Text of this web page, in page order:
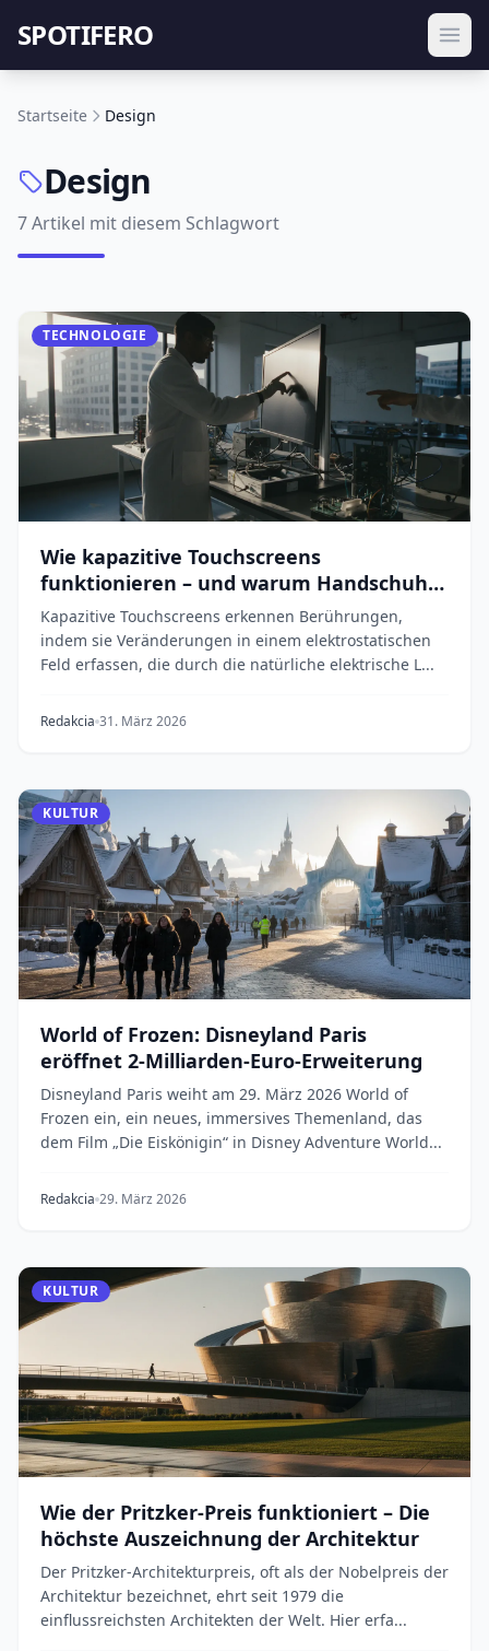
SPOTIFERO
Startseite Design
Design
7 Artikel mit diesem Schlagwort
TECHNOLOGIE
Wie kapazitive Touchscreens
funktionieren – und warum Handschuhe
scheitern
Kapazitive Touchscreens erkennen Berührungen,
indem sie Veränderungen in einem elektrostatischen
Feld erfassen, die durch die natürliche elektrische L...
Redakcia 31. März 2026
KULTUR
World of Frozen: Disneyland Paris
eröffnet 2-Milliarden-Euro-Erweiterung
Disneyland Paris weiht am 29. März 2026 World of
Frozen ein, ein neues, immersives Themenland, das
dem Film „Die Eiskönigin“ in Disney Adventure World...
Redakcia 29. März 2026
KULTUR
Wie der Pritzker-Preis funktioniert – Die
höchste Auszeichnung der Architektur
Der Pritzker-Architekturpreis, oft als der Nobelpreis der
Architektur bezeichnet, ehrt seit 1979 die
einflussreichsten Architekten der Welt. Hier erfa...